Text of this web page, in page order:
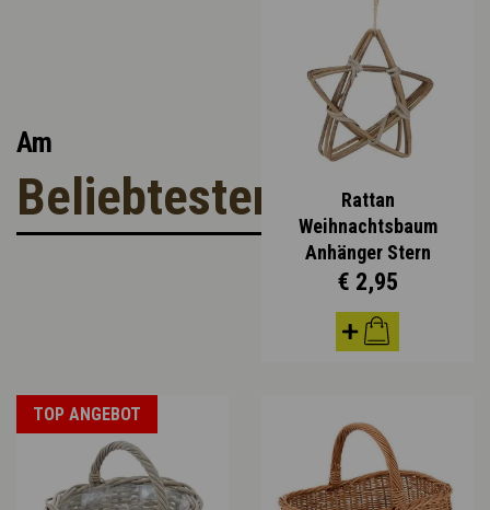
Am
Beliebtesten
Rattan
Weihnachtsbaum
Anhänger Stern
€ 2,95
TOP ANGEBOT